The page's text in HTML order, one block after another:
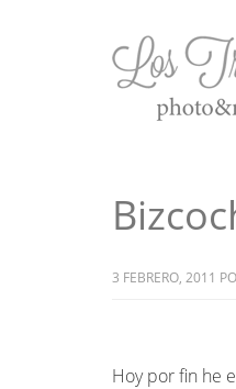
3 FEBRERO, 2011
Hoy por fin he